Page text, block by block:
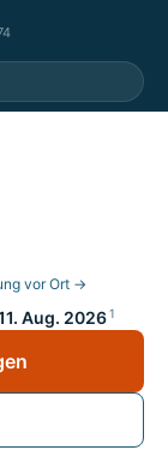
vor Ort →
Aug. 20261